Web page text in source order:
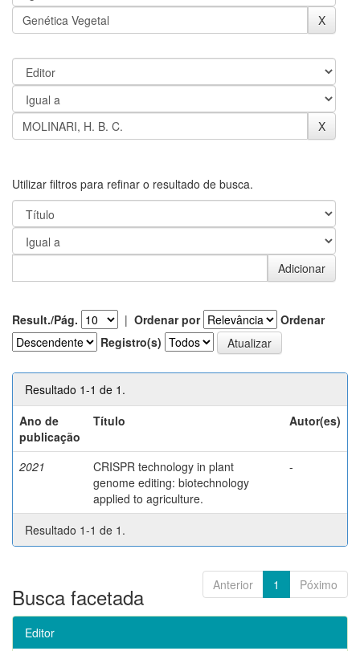
Utilizar filtros para refinar o resultado de busca.
Result./Pág. | Ordenar por
Ordenar
Registro(s)
Resultado 1-1 de 1.
Ano de
publicação
Título Autor(es)
2021
CRISPR technology in plant
genome editing: biotechnology
applied to agriculture.
-
Resultado 1-1 de 1.
Anterior 1 Póximo
Busca facetada
Editor